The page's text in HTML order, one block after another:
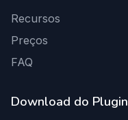
Recursos
Preços
FAQ
Download do Plugin